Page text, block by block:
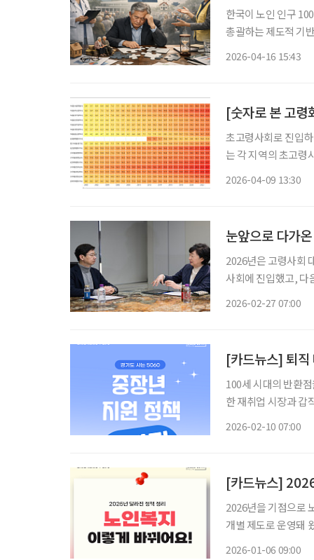
한국이 노인 인구
총괄하는 제도적 기반은 사실상
2026-04-16 15:43
[숫자로 본 고
초고령사회로 진입
는 각 지역의 초고령
2026-04-09 13:30
눈앞으로 다가
2026년은 고령사회
사회에 진입했고, 다
2026-02-27 07:00
[카드뉴스] 퇴직
100세 시대의 반환
한 재취업 시장과 갑
2026-02-10 07:00
[카드뉴스]
2026년을 기점으로
개별 제도로 운영돼
2026-01-06 09:00